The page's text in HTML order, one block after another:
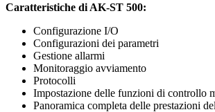
Caratteristiche di AK-ST 500:
Configurazione I/O
Configurazioni dei parametri
Gestione allarmi
Monitoraggio avviamento
Protocolli
Impostazione delle funzioni di controllo
Panoramica completa delle prestazioni